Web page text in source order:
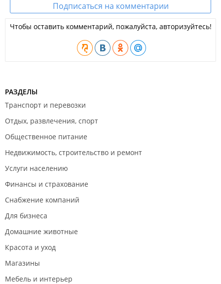
Подписаться на комментарии
Чтобы оставить комментарий, пожалуйста, авторизуйтесь!
РАЗДЕЛЫ
Транспорт и перевозки
Отдых, развлечения, спорт
Общественное питание
Недвижимость, строительство и ремонт
Услуги населению
Финансы и страхование
Снабжение компаний
Для бизнеса
Домашние животные
Красота и уход
Магазины
Мебель и интерьер